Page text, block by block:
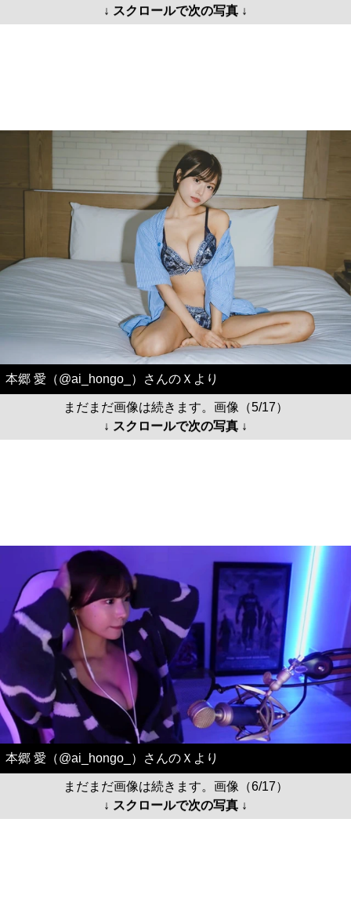
↓ スクロールで次の写真 ↓
本郷 愛（@ai_hongo_）さんのＸより
まだまだ画像は続きます。画像（5/17）
↓ スクロールで次の写真 ↓
本郷 愛（@ai_hongo_）さんのＸより
まだまだ画像は続きます。画像（6/17）
↓ スクロールで次の写真 ↓